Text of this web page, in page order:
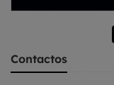
Contactos